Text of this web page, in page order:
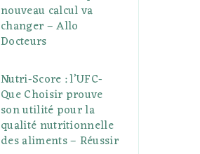
nouveau calcul va
changer – Allo
Docteurs
Nutri-Score : l’UFC-
Que Choisir prouve
son utilité pour la
qualité nutritionnelle
des aliments – Réussir